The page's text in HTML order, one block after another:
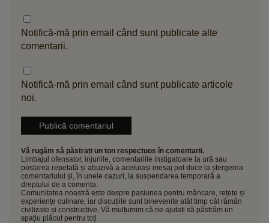
Notifică-mă prin email când sunt publicate alte
comentarii.
Notifică-mă prin email când sunt publicate articole
noi.
Vă rugăm să păstrați un ton respectuos în comentarii.
Limbajul ofensator, injuriile, comentariile instigatoare la ură sau
postarea repetată și abuzivă a aceluiași mesaj pot duce la ștergerea
comentariului și, în unele cazuri, la suspendarea temporară a
dreptului de a comenta.
Comunitatea noastră este despre pasiunea pentru mâncare, rețete și
experiențe culinare, iar discuțiile sunt binevenite atât timp cât rămân
civilizate și constructive. Vă mulțumim că ne ajutați să păstrăm un
spațiu plăcut pentru toți